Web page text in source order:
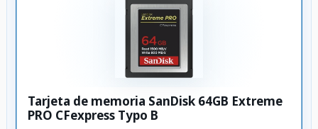
Tarjeta de memoria SanDisk 64GB Extreme
PRO CFexpress Typo B